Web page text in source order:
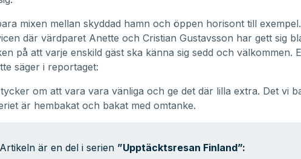
mixen mellan skyddad hamn och öppen horisont till
där värdparet Anette och Cristian Gustavsson har gett sig
på att varje enskild gäst ska känna sig sedd och välkommen.
säger i reportaget:
om att vara vara vänliga och ge det där lilla extra. Det vi
är hembakat och bakat med omtanke.
Artikeln är en del i serien ”Upptäcktsresan Finland”: